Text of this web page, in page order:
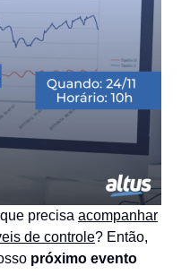
precisa acompanhar
de controle? Então,
próximo evento